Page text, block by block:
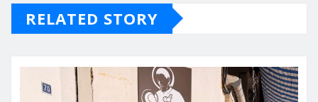
RELATED STORY